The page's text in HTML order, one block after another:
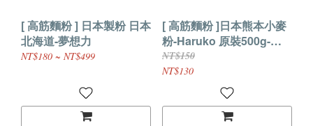
[ 高筋麵粉 ] 日本製粉 日本
北海道-夢想力
NT$180 ~ NT$499
[ 高筋麵粉 ]日本熊本小麥
粉-Haruko 原裝500g-新
品上市優惠價
NT$150
NT$130